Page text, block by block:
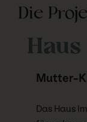
Die
Mutter-
Das Haus